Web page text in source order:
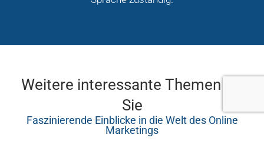
Weitere interessante Themen für
Sie
Faszinierende Einblicke in die Welt des Online
Marketings